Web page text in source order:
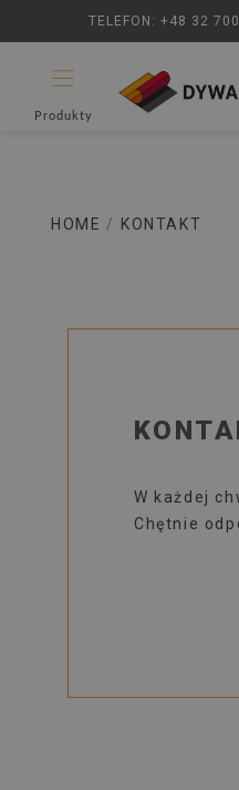
TELEFON: +48 32
Produkty
HOME / KONTAKT
W każdej
Chętnie